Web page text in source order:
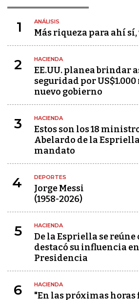
1 ANÁLISIS
Más riqueza para ahí
2 HACIENDA
EE.UU. planea brindar
seguridad por
nuevo gobierno
3 HACIENDA
Estos son los 18
Abelardo de la
mandato
4 DEPORTES
Jorge Messi
(1958-2026)
5 HACIENDA
De la Espriella se
destacó su influencia
Presidencia
6 HACIENDA
"En las próximas